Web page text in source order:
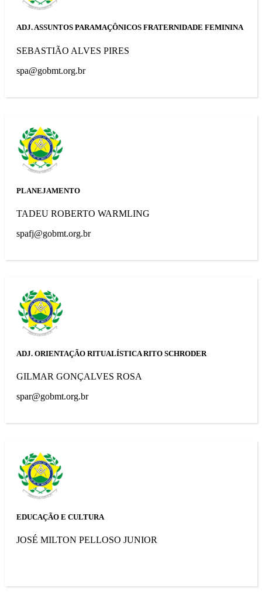
ADJ. ASSUNTOS PARAMAÇÔNICOS FRATERNIDADE FEMININA
SEBASTIÃO ALVES PIRES
spa@gobmt.org.br
PLANEJAMENTO
TADEU ROBERTO WARMLING
spafj@gobmt.org.br
ADJ. ORIENTAÇÃO RITUALÍSTICA RITO SCHRODER
GILMAR GONÇALVES ROSA
spar@gobmt.org.br
EDUCAÇÃO E CULTURA
JOSÉ MILTON PELLOSO JUNIOR